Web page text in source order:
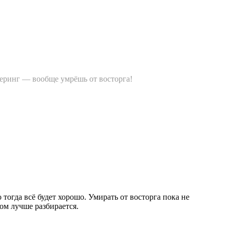
— вообще умрёшь от восторга!
всё будет хорошо. Умирать от восторга пока не
лучше разбирается.